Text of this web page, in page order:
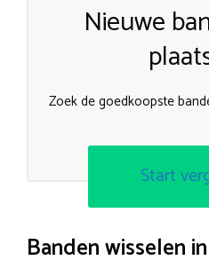
Nieuwe
Zoek de goedkoopste
Start
Banden wisselen